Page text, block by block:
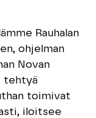
Rauhalan
ohjelman
Novan
tehtyä
toimivat
iloitsee